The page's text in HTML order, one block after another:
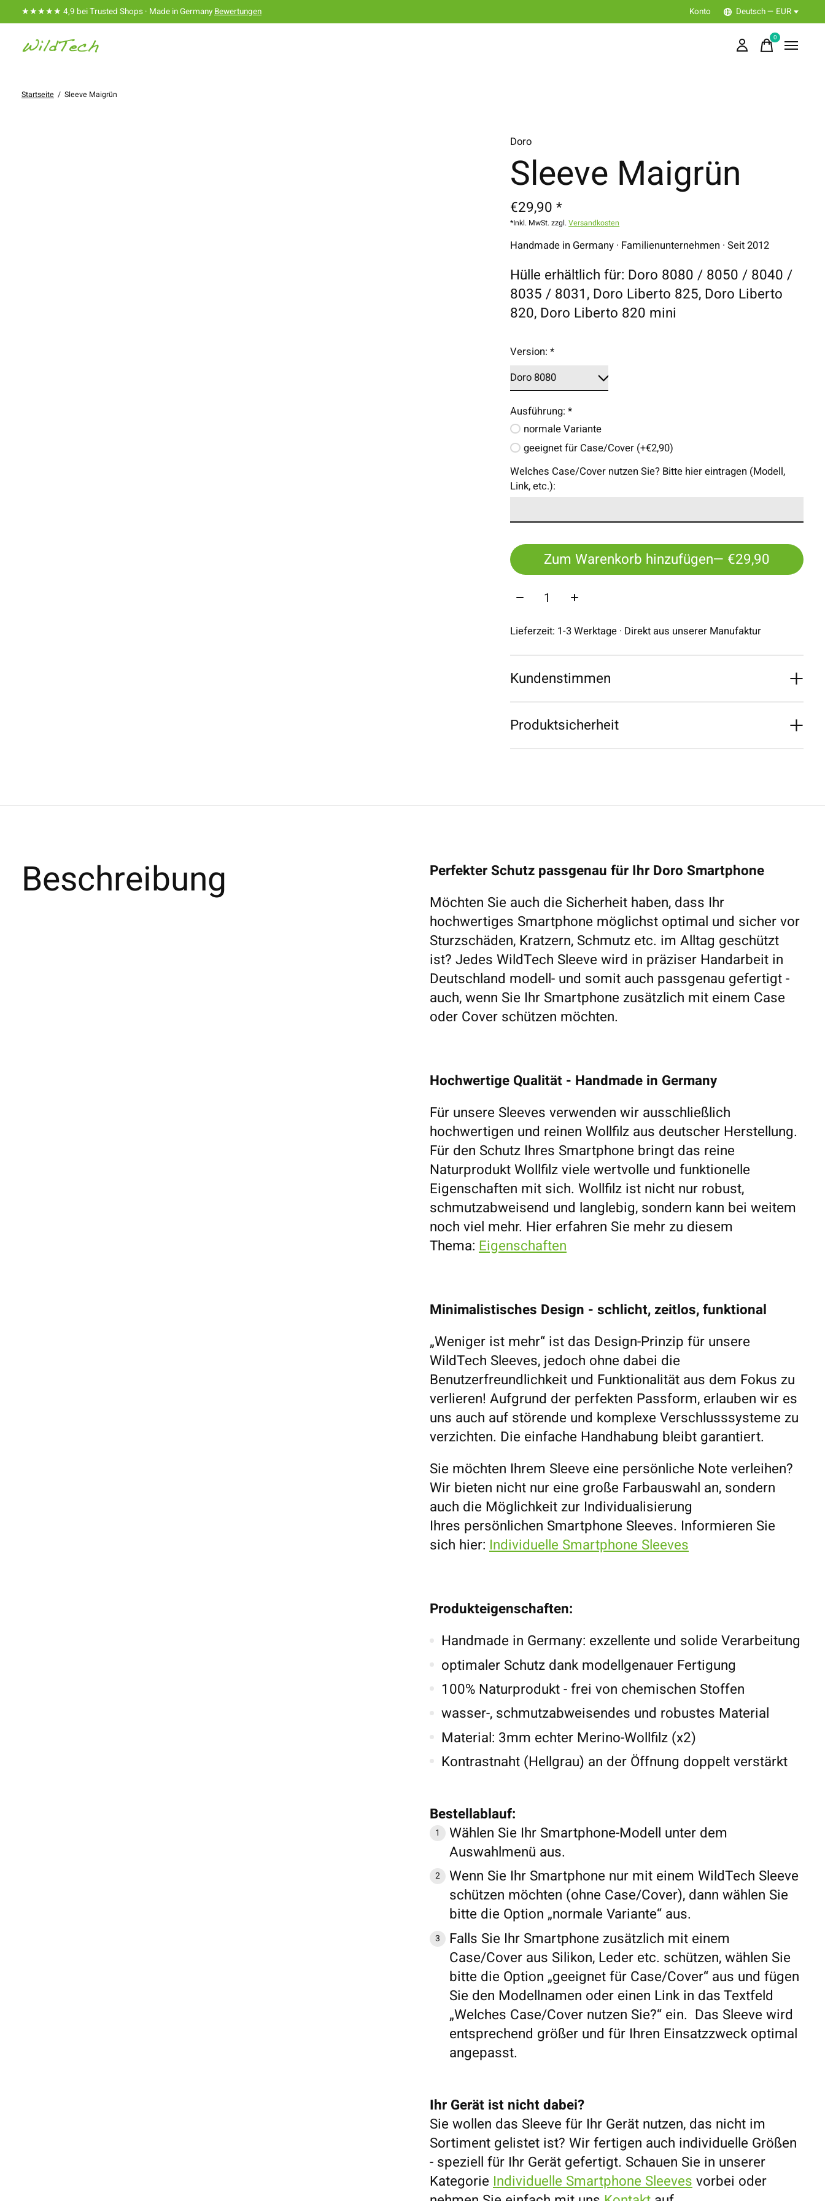
★★★★★ 4,9 bei Trusted Shops · Made in GermanyBewertungen Konto Deutsch — EUR
0items
Startseite / Sleeve Maigrün
Doro
Sleeve Maigrün
€29,90 *
*Inkl. MwSt. zzgl.Versandkosten
Handmade in Germany · Familienunternehmen · Seit 2012
Hülle erhältlich für: Doro 8080 / 8050 / 8040 /
8035 / 8031, Doro Liberto 825, Doro Liberto
820, Doro Liberto 820 mini
Version:*
Ausführung:*
normale Variante
geeignet für Case/Cover (+€2,90)
Welches Case/Cover nutzen Sie? Bitte hier eintragen (Modell,
Link, etc.):
Zum Warenkorb hinzufügen
— €29,90
Menge:
Lieferzeit: 1-3 Werktage · Direkt aus unserer Manufaktur
Kundenstimmen
Produktsicherheit
Beschreibung
Perfekter Schutz passgenau für Ihr Doro Smartphone
Möchten Sie auch die Sicherheit haben, dass Ihr
hochwertiges Smartphone möglichst optimal und sicher vor
Sturzschäden, Kratzern, Schmutz etc. im Alltag geschützt
ist? Jedes WildTech Sleeve wird in präziser Handarbeit in
Deutschland modell- und somit auch passgenau gefertigt -
auch, wenn Sie Ihr Smartphone zusätzlich mit einem Case
oder Cover schützen möchten.
Hochwertige Qualität - Handmade in Germany
Für unsere Sleeves verwenden wir ausschließlich
hochwertigen und reinen Wollfilz aus deutscher Herstellung.
Für den Schutz Ihres Smartphone bringt das reine
Naturprodukt Wollfilz viele wertvolle und funktionelle
Eigenschaften mit sich. Wollfilz ist nicht nur robust,
schmutzabweisend und langlebig, sondern kann bei weitem
noch viel mehr. Hier erfahren Sie mehr zu diesem
Thema: Eigenschaften
Minimalistisches Design - schlicht, zeitlos, funktional
„Weniger ist mehr“ ist das Design-Prinzip für unsere
WildTech Sleeves, jedoch ohne dabei die
Benutzerfreundlichkeit und Funktionalität aus dem Fokus zu
verlieren! Aufgrund der perfekten Passform, erlauben wir es
uns auch auf störende und komplexe Verschlusssysteme zu
verzichten. Die einfache Handhabung bleibt garantiert.
Sie möchten Ihrem Sleeve eine persönliche Note verleihen?
Wir bieten nicht nur eine große Farbauswahl an, sondern
auch die Möglichkeit zur Individualisierung
Ihres persönlichen Smartphone Sleeves. Informieren Sie
sich hier: Individuelle Smartphone Sleeves
Produkteigenschaften:
Handmade in Germany: exzellente und solide Verarbeitung
optimaler Schutz dank modellgenauer Fertigung
100% Naturprodukt - frei von chemischen Stoffen
wasser-, schmutzabweisendes und robustes Material
Material: 3mm echter Merino-Wollfilz (x2)
Kontrastnaht (Hellgrau) an der Öffnung doppelt verstärkt
Bestellablauf:
Wählen Sie Ihr Smartphone-Modell unter dem
Auswahlmenü aus.
Wenn Sie Ihr Smartphone nur mit einem WildTech Sleeve
schützen möchten (ohne Case/Cover), dann wählen Sie
bitte die Option „normale Variante“ aus.
Falls Sie Ihr Smartphone zusätzlich mit einem
Case/Cover aus Silikon, Leder etc. schützen, wählen Sie
bitte die Option „geeignet für Case/Cover“ aus und fügen
Sie den Modellnamen oder einen Link in das Textfeld
„Welches Case/Cover nutzen Sie?“ ein. Das Sleeve wird
entsprechend größer und für Ihren Einsatzzweck optimal
angepasst.
Ihr Gerät ist nicht dabei?
Sie wollen das Sleeve für Ihr Gerät nutzen, das nicht im
Sortiment gelistet ist? Wir fertigen auch individuelle Größen
- speziell für Ihr Gerät gefertigt. Schauen Sie in unserer
Kategorie Individuelle Smartphone Sleeves vorbei oder